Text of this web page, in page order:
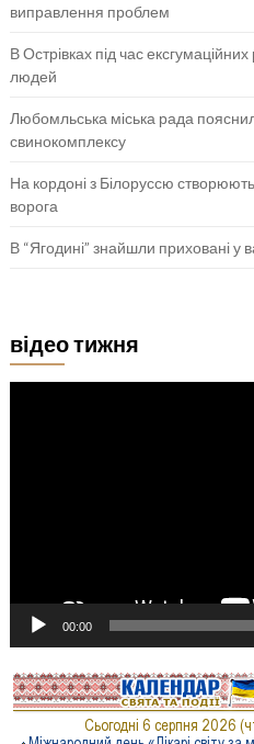
виправлення проблем
В Острівках під час
людей
Любомльська міська рада
свинокомплексу
На кордоні з Білоруссю
ворога
В “Ягодині” знайшли приховані у
відео тижня
00:00